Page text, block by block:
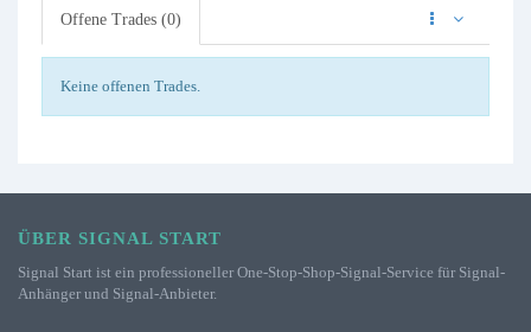
Offene Trades (0)
Keine offenen Trades.
ÜBER SIGNAL START
Signal Start ist ein professioneller One-Stop-Shop-Signal-Service für Signal-
Anhänger und Signal-Anbieter.